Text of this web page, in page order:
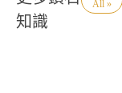
知識
All »